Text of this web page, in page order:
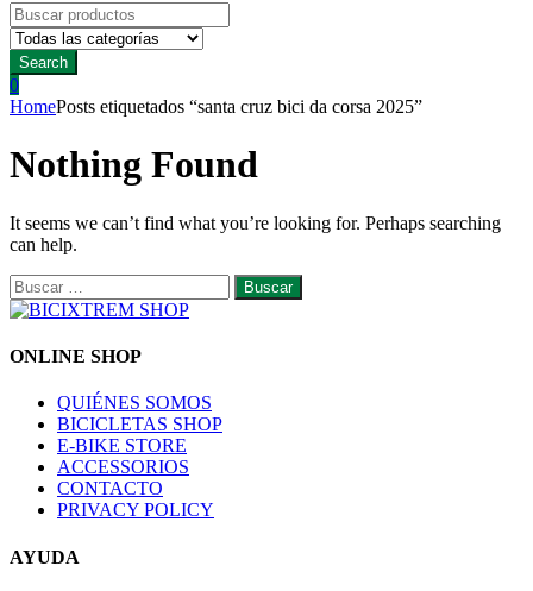
Search
for:
Search
0
HomePosts etiquetados “santa cruz bici da corsa 2025”
Nothing Found
It seems we can’t find what you’re looking for. Perhaps searching
can help.
Buscar:
ONLINE SHOP
QUIÉNES SOMOS
BICICLETAS SHOP
E-BIKE STORE
ACCESSORIOS
CONTACTO
PRIVACY POLICY
AYUDA